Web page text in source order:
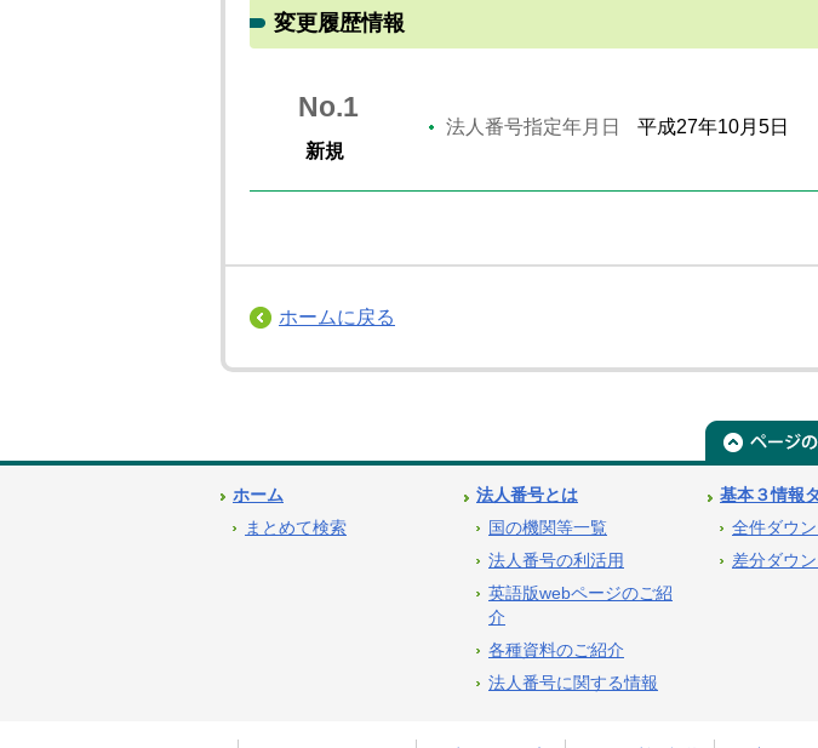
変更履歴情報
No.1
新規
法人番号指定年月日 平成27年10月5日
ホームに戻る
ホーム
まとめて検索
法人番号とは
国の機関等一覧
法人番号の利活用
英語版webページのご紹
介
各種資料のご紹介
法人番号に関する情報
基本３情報
全件ダウ
差分ダウ